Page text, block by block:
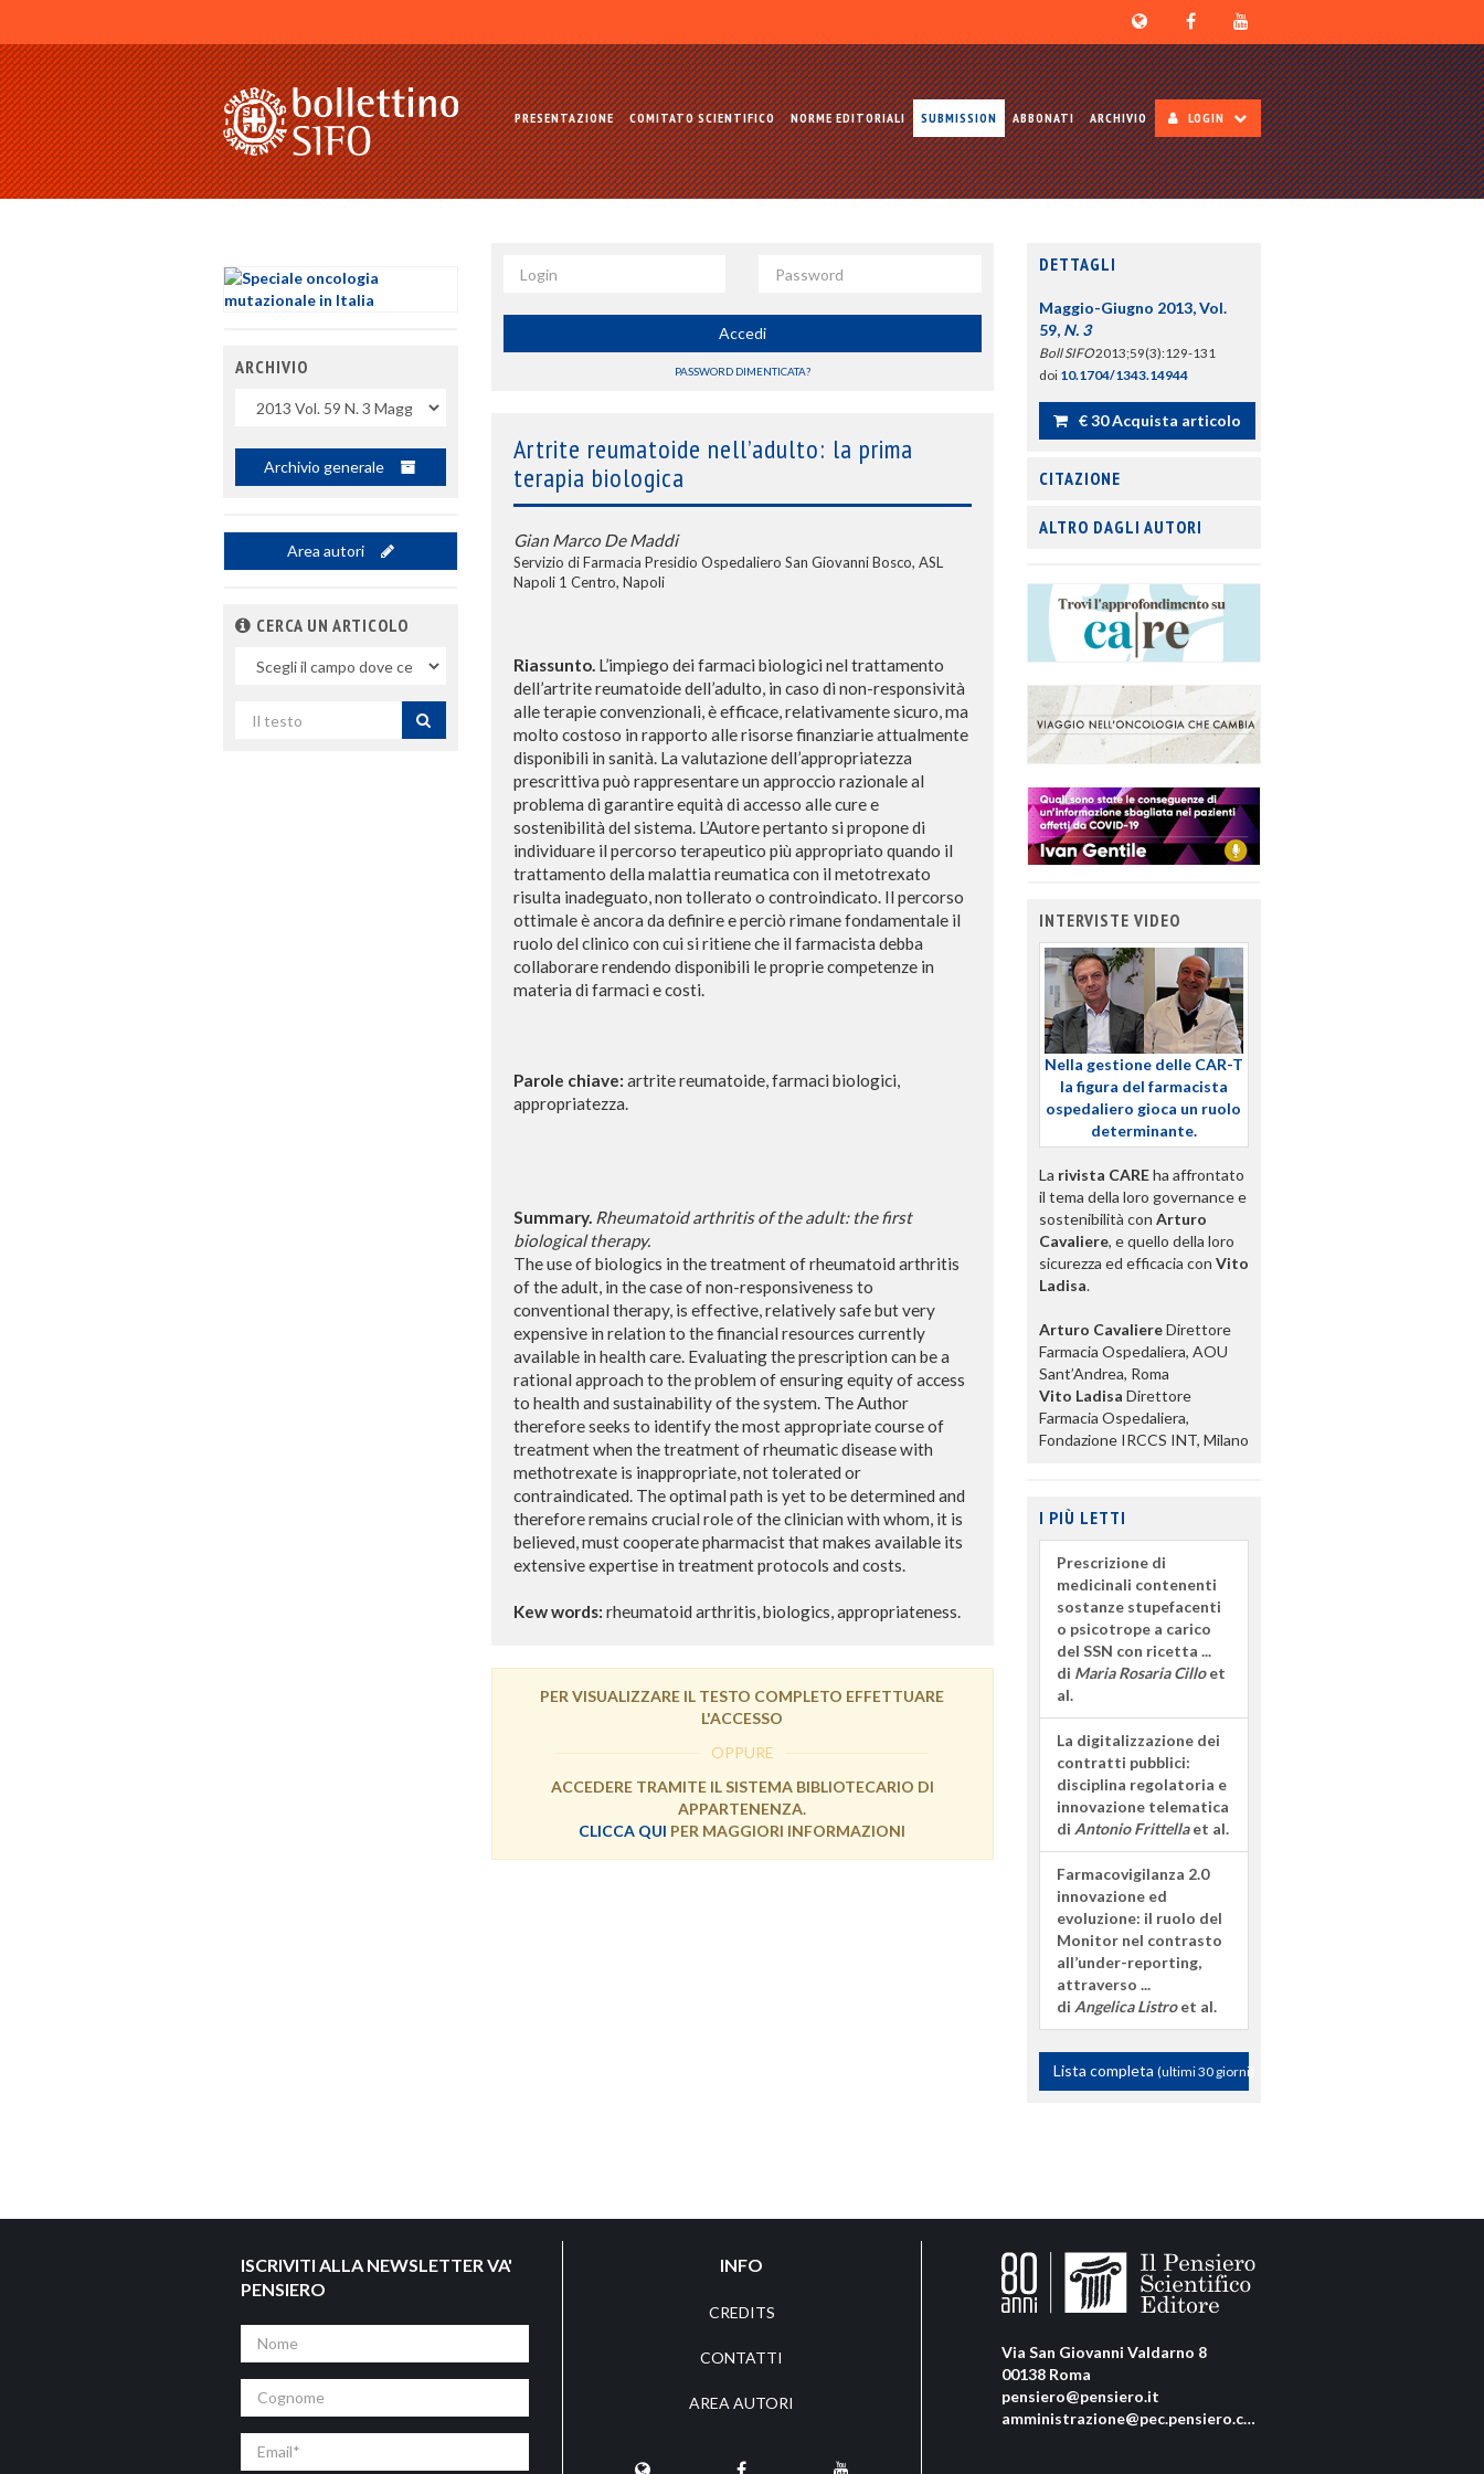
PRESENTAZIONE COMITATO SCIENTIFICO NORME EDITORIALI SUBMISSION ABBONATI ARCHIVIO LOGIN
Accedi
PASSWORD DIMENTICATA?
Artrite reumatoide nell’adulto: la prima
terapia biologica
Gian Marco De Maddi
Servizio di Farmacia Presidio Ospedaliero San Giovanni Bosco, ASL
Napoli 1 Centro, Napoli
Riassunto.L’impiego dei farmaci biologici nel trattamento
dell’artrite reumatoide dell’adulto, in caso di non-responsività
alle terapie convenzionali, è efficace, relativamente sicuro, ma
molto costoso in rapporto alle risorse finanziarie attualmente
disponibili in sanità. La valutazione dell’appropriatezza
prescrittiva può rappresentare un approccio razionale al
problema di garantire equità di accesso alle cure e
sostenibilità del sistema. L’Autore pertanto si propone di
individuare il percorso terapeutico più appropriato quando il
trattamento della malattia reumatica con il metotrexato
risulta inadeguato, non tollerato o controindicato. Il percorso
ottimale è ancora da definire e perciò rimane fondamentale il
ruolo del clinico con cui si ritiene che il farmacista debba
collaborare rendendo disponibili le proprie competenze in
materia di farmaci e costi.
Parole chiave: artrite reumatoide, farmaci biologici,
appropriatezza.
Summary. Rheumatoid arthritis of the adult: the first
biological therapy.
The use of biologics in the treatment of rheumatoid arthritis
of the adult, in the case of non-responsiveness to
conventional therapy, is effective, relatively safe but very
expensive in relation to the financial resources currently
available in health care. Evaluating the prescription can be a
rational approach to the problem of ensuring equity of access
to health and sustainability of the system. The Author
therefore seeks to identify the most appropriate course of
treatment when the treatment of rheumatic disease with
methotrexate is inappropriate, not tolerated or
contraindicated. The optimal path is yet to be determined and
therefore remains crucial role of the clinician with whom, it is
believed, must cooperate pharmacist that makes available its
extensive expertise in treatment protocols and costs.
Kew words: rheumatoid arthritis, biologics, appropriateness.
PER VISUALIZZARE IL TESTO COMPLETO EFFETTUARE
L'ACCESSO
OPPURE
ACCEDERE TRAMITE IL SISTEMA BIBLIOTECARIO DI
APPARTENENZA.
CLICCA QUI PER MAGGIORI INFORMAZIONI
ARCHIVIO
Archivio generale
Area autori
CERCA UN ARTICOLO
campo
per
DETTAGLI
Maggio-Giugno 2013, Vol.
59, N. 3
Boll SIFO2013;59(3):129-131
doi 10.1704/1343.14944
€ 30 Acquista articolo
CITAZIONE
ALTRO DAGLI AUTORI
INTERVISTE VIDEO
Nella gestione delle CAR-T
la figura del farmacista
ospedaliero gioca un ruolo
determinante.
La rivista CAREha affrontato
il tema della loro governance e
sostenibilità con Arturo
Cavaliere, e quello della loro
sicurezza ed efficacia con Vito
Ladisa.
Arturo CavaliereDirettore
Farmacia Ospedaliera, AOU
Sant’Andrea, Roma
Vito Ladisa Direttore
Farmacia Ospedaliera,
Fondazione IRCCS INT, Milano
I PIÙ LETTI
Prescrizione di
medicinali contenenti
sostanze stupefacenti
o psicotrope a carico
del SSN con ricetta ...
di Maria Rosaria Cilloet
al.
La digitalizzazione dei
contratti pubblici:
disciplina regolatoria e
innovazione telematica
di Antonio Frittellaet al.
Farmacovigilanza 2.0
innovazione ed
evoluzione: il ruolo del
Monitor nel contrasto
all’under-reporting,
attraverso ...
di Angelica Listroet al.
Lista completa (ultimi 30 giorni)
ISCRIVITI ALLA NEWSLETTER VA'
PENSIERO
Nome
Cognome
Email
INFO
CREDITS
CONTATTI
AREA AUTORI
Via San Giovanni Valdarno 8
00138 Roma
pensiero@pensiero.it
amministrazione@pec.pensiero.com